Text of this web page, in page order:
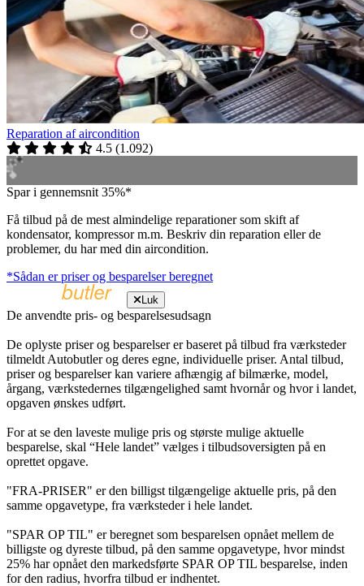
Reparation af aircondition
4.5 (1.092)
Spar i gennemsnit 35%*
Få tilbud på de mest almindelige reparationer som skift af
kondensator, kompressor m.m. Beskriv din reparation eller de
problemer, du har med din aircondition.
*Sådan er priser og besparelser beregnet
Luk
De anvendte pris- og besparelsesudsagn
De oplyste priser og besparelser er baseret på tilbud fra værksteder
tilmeldt Autobutler og deres egne, individuelle priser. Antal tilbud,
priser og besparelser kan variere afhængig af bilmærke, model,
årgang, værkstedernes tilgængelighed samt hvornår og hvor i landet,
opgaven ønskes udført.
For at se den laveste mulige pris og største mulige aktuelle
besparelse, skal “Hele landet” vælges i tilbudsoversigten på en
oprettet opgave.
"FRA-PRISER" er den billigst tilgængelige aktuelle pris, på den
samme opgavetype, fra værksteder i hele landet.
"SPAR OP TIL" er beregnet som besparelsen opnået mellem de
billigste og dyreste tilbud, på den samme opgavetype, hvor mindst
25% har opnået den markedsførte SPAR OP TIL besparelse, inden
for den radius, hvorfra tilbud er indhentet.